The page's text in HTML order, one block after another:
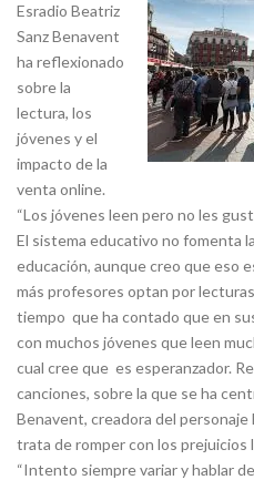
Esradio Beatriz
Sanz Benavent
ha reflexionado
sobre la
lectura, los
jóvenes y el
impacto de la
venta online.
“Los jóvenes leen pero no les
El sistema educativo no fomenta
educación, aunque creo que eso
más profesores optan por
tiempo que ha contado que en
con muchos jóvenes que leen
cual cree que es esperanzador.
canciones, sobre la que se ha
Benavent, creadora del
trata de romper con los prejuicios
“Intento siempre variar y hablar